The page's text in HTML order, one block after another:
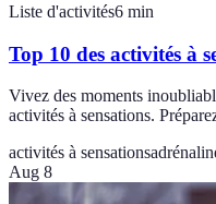
Liste d'activités6 min
Top 10 des activités à
Vivez des moments
activités à sensations.
activités à sensations
Aug 8